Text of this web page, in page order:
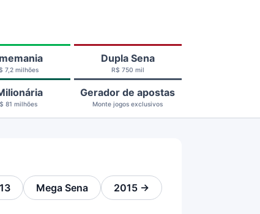
7,2 milhões
Dupla Sena
R$ 750 mil
81 milhões
Gerador de apostas
Monte jogos exclusivos
Mega Sena 2015 →